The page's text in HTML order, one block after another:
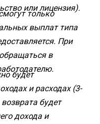
или лицензия).
только
выплат типа
При
в
будет
и расходах (3-
будет
дохода и